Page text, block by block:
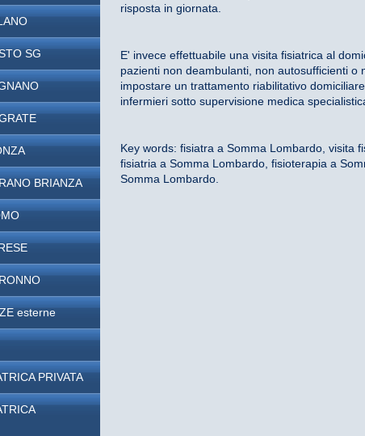
SG
BRIANZA
esterne
PRIVATA
risposta in giornata.
E' invece effettuabile una visita fisiatrica al
pazienti non deambulanti, non autosufficienti o
impostare un trattamento riabilitativo
infermieri sotto supervisione medica
Key words: fisiatra a Somma Lombardo, visita
fisiatria a Somma Lombardo, fisioterapia a
Somma Lombardo.